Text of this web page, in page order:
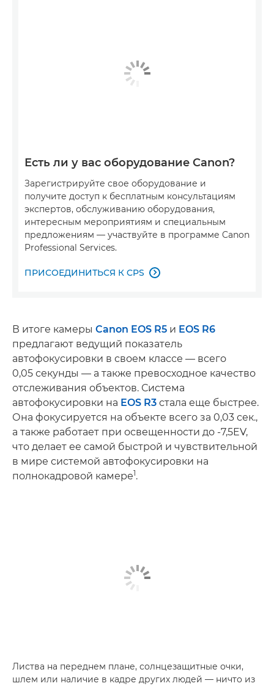
Есть ли у вас оборудование Canon?
Зарегистрируйте свое оборудование и
получите доступ к бесплатным консультациям
экспертов, обслуживанию оборудования,
интересным мероприятиям и специальным
предложениям — участвуйте в программе Canon
Professional Services.
ПРИСОЕДИНИТЬСЯ К CPS 
В итоге камеры Canon EOS R5 и EOS R6
предлагают ведущий показатель
автофокусировки в своем классе — всего
0,05 секунды — а также превосходное качество
отслеживания объектов. Система
автофокусировки на EOS R3 стала еще быстрее.
Она фокусируется на объекте всего за 0,03 сек.,
а также работает при освещенности до -7,5EV,
что делает ее самой быстрой и чувствительной
в мире системой автофокусировки на
полнокадровой камере1.
Листва на переднем плане, солнцезащитные очки,
шлем или наличие в кадре других людей — ничто из